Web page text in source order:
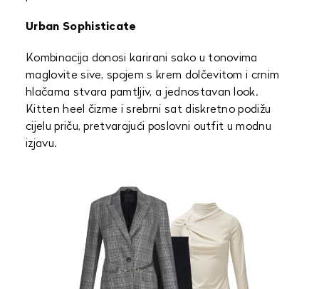
Urban Sophisticate
Kombinacija donosi karirani sako u tonovima
maglovite sive, spojem s krem dolčevitom i crnim
hlačama stvara pamtljiv, a jednostavan look.
Kitten heel čizme i srebrni sat diskretno podižu
cijelu priču, pretvarajući poslovni outfit u modnu
izjavu.